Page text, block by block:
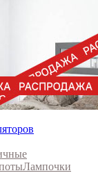
Лампочки